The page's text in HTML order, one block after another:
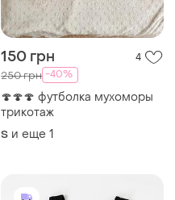
150 грн 4
250 грн -40%
🍄🍄🍄 футболка мухоморы
трикотаж
S и еще 1